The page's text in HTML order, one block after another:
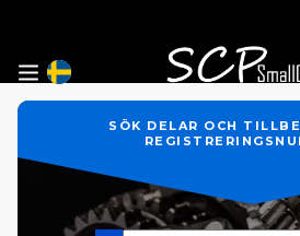
SÖK DELAR OCH